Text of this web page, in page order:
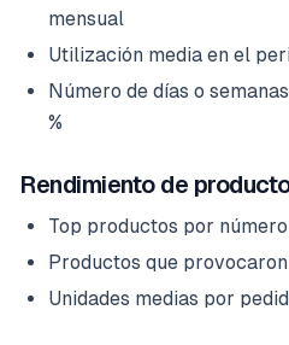
mensual
Utilización media en el
Número de días o
%
Rendimiento de
Top productos por
Productos que
Unidades medias por